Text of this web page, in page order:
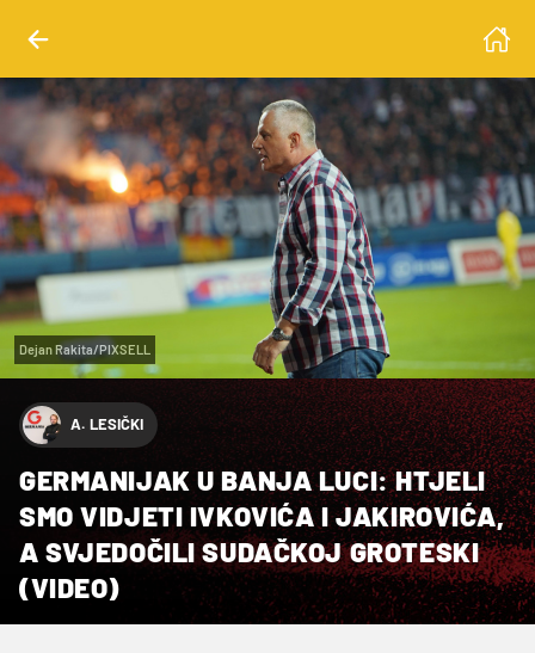
Dejan Rakita/PIXSELL
A. LESIČKI
GERMANIJAK U BANJA LUCI: HTJELI
SMO VIDJETI IVKOVIĆA I JAKIROVIĆA,
A SVJEDOČILI SUDAČKOJ GROTESKI
(VIDEO)